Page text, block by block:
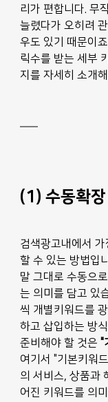
리가 편합니다. 무
늘렸다가 오히려
우도 있기 때문이
릭수를 받는 세부
지를 자세히 소개
(1) 수동확장
검색광고내에서
할 수 있는 방법입
말 그대로 수동으
는 의미를 담고 있
씩 개별키워드를
하고 삽입하는 방
준비해야 할 것은 "
여기서 "기본키워
의 서비스, 상품과
어진 키워드를 의